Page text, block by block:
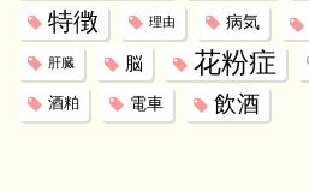
特徴 理由 病気
肝臓 脳 花粉症
酒粕 電車 飲酒